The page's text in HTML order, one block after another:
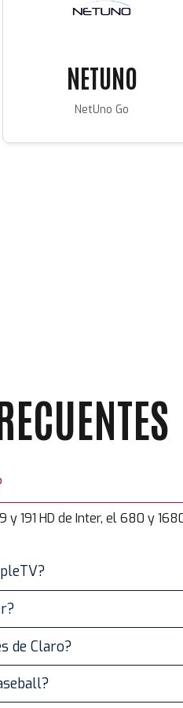
NETUNO
NetUno Go
191 HD de Inter, el 680 y
de Claro?